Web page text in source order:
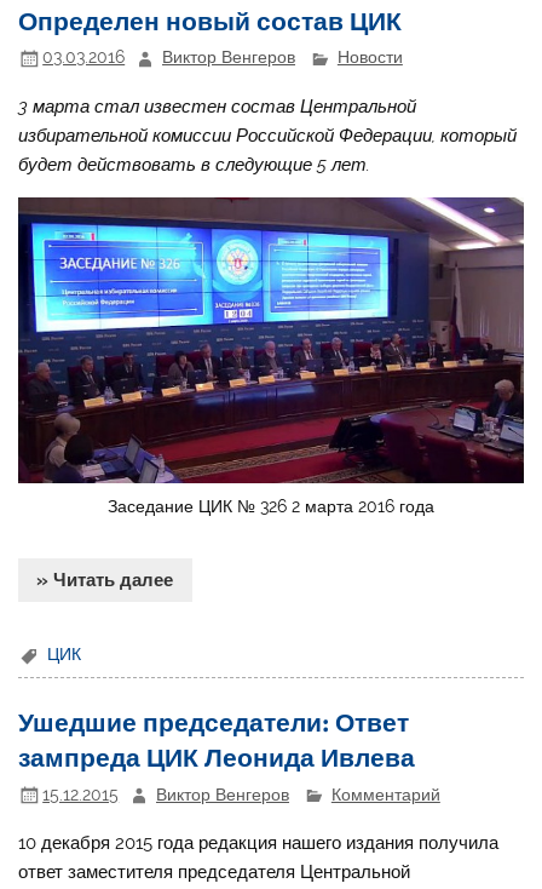
Определен новый состав ЦИК
03.03.2016 Виктор Венгеров Новости
3 марта стал известен состав Центральной
избирательной комиссии Российской Федерации, который
будет действовать в следующие 5 лет.
Заседание ЦИК № 326 2 марта 2016 года
» Читать далее
ЦИК
Ушедшие председатели: Ответ
зампреда ЦИК Леонида Ивлева
15.12.2015 Виктор Венгеров Комментарий
10 декабря 2015 года редакция нашего издания получила
ответ заместителя председателя Центральной